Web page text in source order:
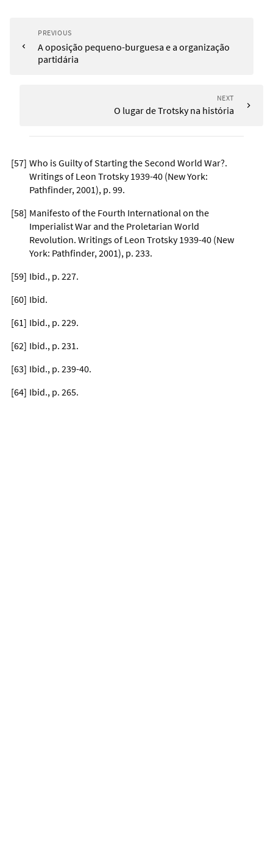
PREVIOUS
A oposição pequeno-burguesa e a organização
partidária
NEXT
O lugar de Trotsky na história
[57] Who is Guilty of Starting the Second World War?.
Writings of Leon Trotsky 1939-40 (New York:
Pathfinder, 2001), p. 99.
[58] Manifesto of the Fourth International on the
Imperialist War and the Proletarian World
Revolution. Writings of Leon Trotsky 1939-40 (New
York: Pathfinder, 2001), p. 233.
[59] Ibid., p. 227.
[60] Ibid.
[61] Ibid., p. 229.
[62] Ibid., p. 231.
[63] Ibid., p. 239-40.
[64] Ibid., p. 265.